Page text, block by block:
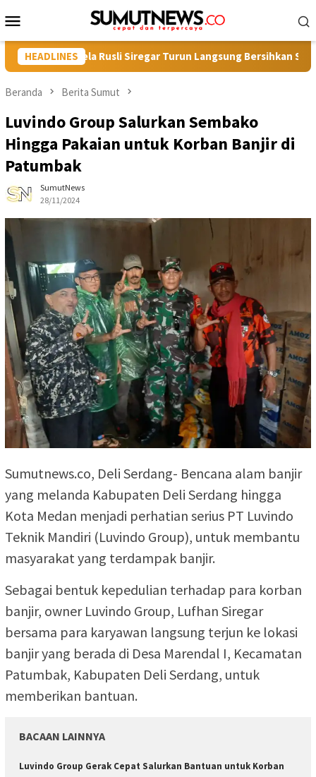
ke
kontenMobile
HEADLINES
Syahbela Rusli Siregar Turun Langsung Bersihkan Sampah
Beranda Berita Sumut
Luvindo Group Salurkan Sembako
Hingga Pakaian untuk Korban Banjir di
Patumbak
SumutNews
28/11/2024
Sumutnews.co, Deli Serdang- Bencana alam banjir
yang melanda Kabupaten Deli Serdang hingga
Kota Medan menjadi perhatian serius PT Luvindo
Teknik Mandiri (Luvindo Group), untuk membantu
masyarakat yang terdampak banjir.
Sebagai bentuk kepedulian terhadap para korban
banjir, owner Luvindo Group, Lufhan Siregar
bersama para karyawan langsung terjun ke lokasi
banjir yang berada di Desa Marendal I, Kecamatan
Patumbak, Kabupaten Deli Serdang, untuk
memberikan bantuan.
BACAAN LAINNYA
Luvindo Group Gerak Cepat Salurkan Bantuan untuk Korban